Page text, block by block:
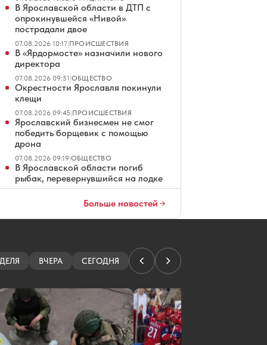
В Ярославской области в ДТП с
опрокинувшейся «Нивой»
пострадали двое
07.08.2026 10:17|ПРОИСШЕСТВИЯ
В «Ярдормосте» назначили нового
директора
07.08.2026 09:51|ОБЩЕСТВО
Окрестности Ярославля покинули
клещи
07.08.2026 09:45|ПРОИСШЕСТВИЯ
Ярославский бизнесмен не смог
победить борщевик с помощью
дрона
07.08.2026 09:19|ОБЩЕСТВО
В Ярославской области погиб
рыбак, перевернувшийся на лодке
Организатора сайта ярославских
Ярославские водители ждут чеков
на платных парковках
четырехзвездочный отель
07.08.2026 06:01 ЭКОНОМИКА
Ярославец просит не превращать
Тверицкий пляж в волейбольную
площадку
Больше новостей
ВЧЕРА СЕГОДНЯ